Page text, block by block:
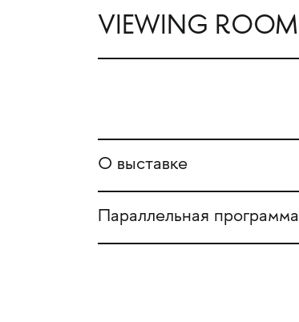
VIEWING ROOM
О выставке
Параллельная программа